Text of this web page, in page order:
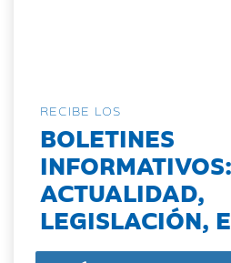
RECIBE LOS
BOLETINES
INFORMATIVOS:
ACTUALIDAD,
LEGISLACIÓN,